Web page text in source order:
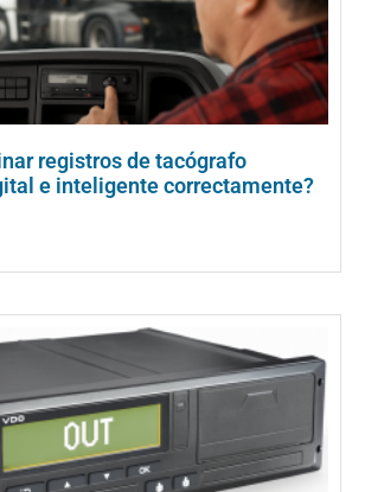
registros de tacógrafo
e inteligente correctamente?